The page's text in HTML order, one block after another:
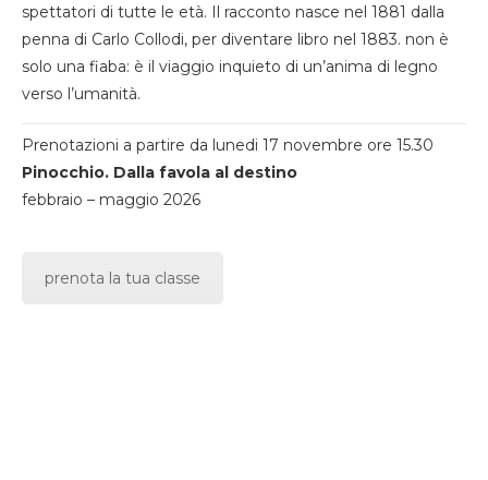
spettatori di tutte le età. Il racconto nasce nel 1881 dalla
penna di Carlo Collodi, per diventare libro nel 1883. non è
solo una fiaba: è il viaggio inquieto di un’anima di legno
verso l’umanità.
Prenotazioni a partire da lunedi 17 novembre ore 15.30
Pinocchio. Dalla favola al destino
febbraio – maggio 2026
prenota la tua classe